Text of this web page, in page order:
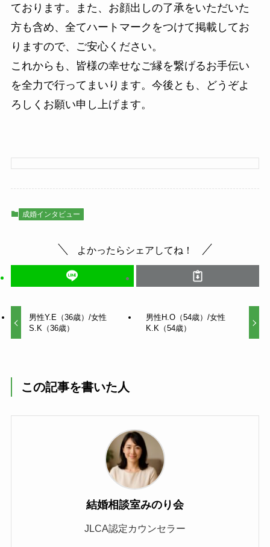
ております。また、お顔出しの了承をいただいた
方も含め、全てハートマークをつけて掲載してお
りますので、ご安心ください。
これからも、皆様の幸せなご縁を繋げるお手伝い
を全力で行ってまいります。今後とも、どうぞよ
ろしくお願い申し上げます。
成婚インタビュー
よかったらシェアしてね！
男性Y.E（36歳）/女性
S.K（36歳）
男性H.O（54歳）/女性
K.K（54歳）
この記事を書いた人
結婚相談室みのり会
JLCA認定カウンセラー